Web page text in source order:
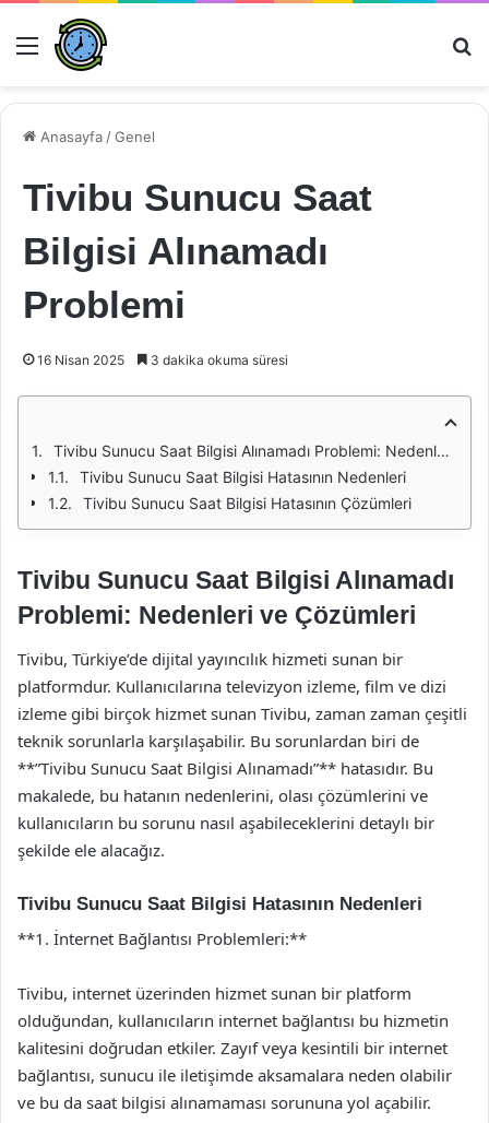
Menü
Anasayfa /Genel
Tivibu Sunucu Saat
Bilgisi Alınamadı
Problemi
16 Nisan 2025 3 dakika okuma süresi
Tivibu Sunucu Saat Bilgisi Alınamadı Problemi: Nedenleri ve Çözümleri
Tivibu Sunucu Saat Bilgisi Hatasının Nedenleri
Tivibu Sunucu Saat Bilgisi Hatasının Çözümleri
Tivibu Sunucu Saat Bilgisi Alınamadı
Problemi: Nedenleri ve Çözümleri
Tivibu, Türkiye’de dijital yayıncılık hizmeti sunan bir
platformdur. Kullanıcılarına televizyon izleme, film ve dizi
izleme gibi birçok hizmet sunan Tivibu, zaman zaman çeşitli
teknik sorunlarla karşılaşabilir. Bu sorunlardan biri de
**”Tivibu Sunucu Saat Bilgisi Alınamadı”** hatasıdır. Bu
makalede, bu hatanın nedenlerini, olası çözümlerini ve
kullanıcıların bu sorunu nasıl aşabileceklerini detaylı bir
şekilde ele alacağız.
Tivibu Sunucu Saat Bilgisi Hatasının Nedenleri
**1. İnternet Bağlantısı Problemleri:**
Tivibu, internet üzerinden hizmet sunan bir platform
olduğundan, kullanıcıların internet bağlantısı bu hizmetin
kalitesini doğrudan etkiler. Zayıf veya kesintili bir internet
bağlantısı, sunucu ile iletişimde aksamalara neden olabilir
ve bu da saat bilgisi alınamaması sorununa yol açabilir.